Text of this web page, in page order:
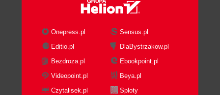
Triggering Cross-Team Decisions and
Acronyms, Assemble! Key Terms and
Back to Our Security Breach
Lost in Translation
Winning with Shared Security Context
and Collaboration
Onepress.pl
Sensus.pl
Editio.pl
DlaBystrzakow.pl
Bezdroza.pl
Ebookpoint.pl
Videopoint.pl
Beya.pl
Czytalisek.pl
Sploty